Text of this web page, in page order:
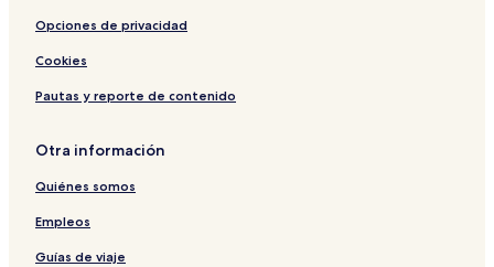
Opciones de privacidad
Cookies
Pautas y reporte de contenido
Otra información
Quiénes somos
Empleos
Guías de viaje